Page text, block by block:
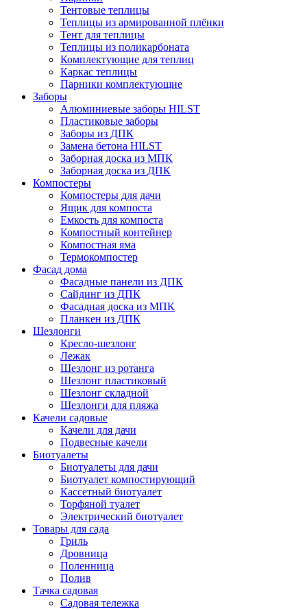
Тентовые теплицы
Теплицы из армированной плёнки
Тент для теплицы
Теплицы из поликарбоната
Комплектующие для теплиц
Каркас теплицы
Парники комплектующие
Заборы
Алюминиевые заборы HILST
Пластиковые заборы
Заборы из ДПК
Замена бетона HILST
Заборная доска из МПК
Заборная доска из ДПК
Компостеры
Компостеры для дачи
Ящик для компоста
Емкость для компоста
Компостный контейнер
Компостная яма
Термокомпостер
Фасад дома
Фасадные панели из ДПК
Сайдинг из ДПК
Фасадная доска из МПК
Планкен из ДПК
Шезлонги
Кресло-шезлонг
Лежак
Шезлонг из ротанга
Шезлонг пластиковый
Шезлонг складной
Шезлонги для пляжа
Качели садовые
Качели для дачи
Подвесные качели
Биотуалеты
Биотуалеты для дачи
Биотуалет компостирующий
Кассетный биотуалет
Торфяной туалет
Электрический биотуалет
Товары для сада
Гриль
Дровница
Поленница
Полив
Тачка садовая
Садовая тележка